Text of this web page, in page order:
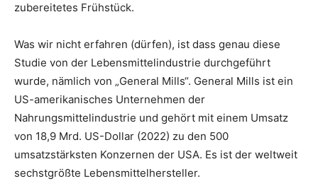
zubereitetes Frühstück.
Was wir nicht erfahren (dürfen), ist dass genau diese
Studie von der Lebensmittelindustrie durchgeführt
wurde, nämlich von „General Mills“. General Mills ist ein
US-amerikanisches Unternehmen der
Nahrungsmittelindustrie und gehört mit einem Umsatz
von 18,9 Mrd. US-Dollar (2022) zu den 500
umsatzstärksten Konzernen der USA. Es ist der weltweit
sechstgrößte Lebensmittelhersteller.